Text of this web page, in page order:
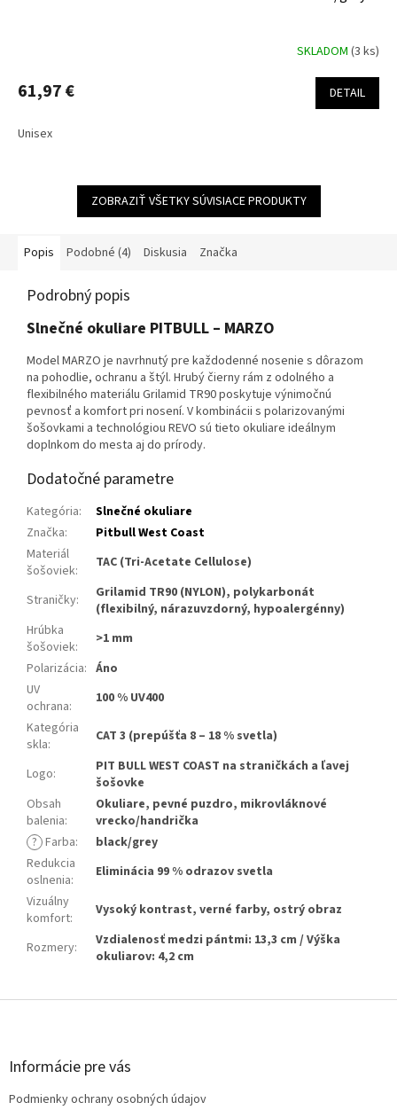
SKLADOM (3 ks)
61,97 € DETAIL
Unisex
ZOBRAZIŤ VŠETKY SÚVISIACE PRODUKTY
Popis Podobné (4) Diskusia Značka
Podrobný popis
Slnečné okuliare PITBULL – MARZO
Model MARZO je navrhnutý pre každodenné nosenie s dôrazom
na pohodlie, ochranu a štýl. Hrubý čierny rám z odolného a
flexibilného materiálu Grilamid TR90 poskytuje výnimočnú
pevnosť a komfort pri nosení. V kombinácii s polarizovanými
šošovkami a technológiou REVO sú tieto okuliare ideálnym
doplnkom do mesta aj do prírody.
Dodatočné parametre
Kategória:
Slnečné okuliare
Značka:
Pitbull West Coast
Materiál
šošoviek: TAC (Tri-Acetate Cellulose)
Straničky:
Grilamid TR90 (NYLON), polykarbonát
(flexibilný, nárazuvzdorný, hypoalergénny)
Hrúbka
šošoviek:
>1 mm
Polarizácia: Áno
UV
ochrana:
100 % UV400
Kategória
skla: CAT 3 (prepúšťa 8 – 18 % svetla)
Logo:
PIT BULL WEST COAST na straničkách a ľavej
šošovke
Obsah
balenia:
Okuliare, pevné puzdro, mikrovláknové
vrecko/handrička
? Farba:
black/grey
Redukcia
oslnenia:
Eliminácia 99 % odrazov svetla
Vizuálny
komfort: Vysoký kontrast, verné farby, ostrý obraz
Rozmery:
Vzdialenosť medzi pántmi: 13,3 cm / Výška
okuliarov: 4,2 cm
Z
Informácie pre vás
Podmienky ochrany osobných údajov